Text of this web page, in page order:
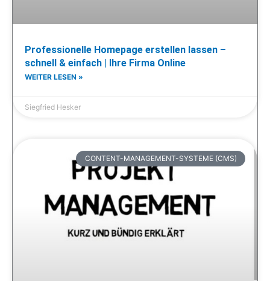
Professionelle Homepage erstellen lassen –
schnell & einfach | Ihre Firma Online
WEITER LESEN »
Siegfried Hesker
CONTENT-MANAGEMENT-SYSTEME (CMS)